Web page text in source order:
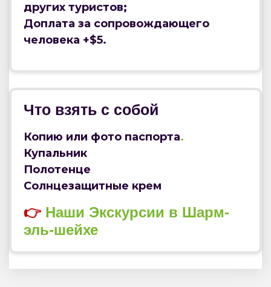
других туристов;
Доплата за сопровождающего
человека +$5.
Что взять с собой
Копию или фото паспорта.
Купальник
Полотенце
Солнцезащитные крем
👉 Наши Экскурсии в Шарм-
эль-шейхе